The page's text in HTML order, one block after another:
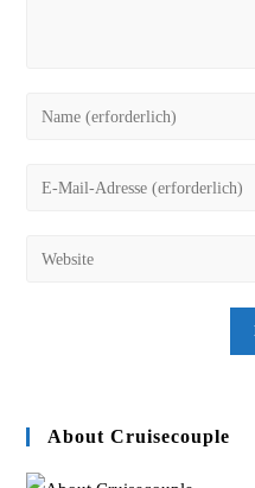
Gib
oder
zum
Gib
Mail-
Gib
About Cruisecouple